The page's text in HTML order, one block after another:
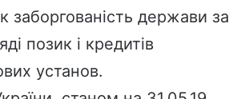
заборгованість держави за
позик і кредитів
установ.